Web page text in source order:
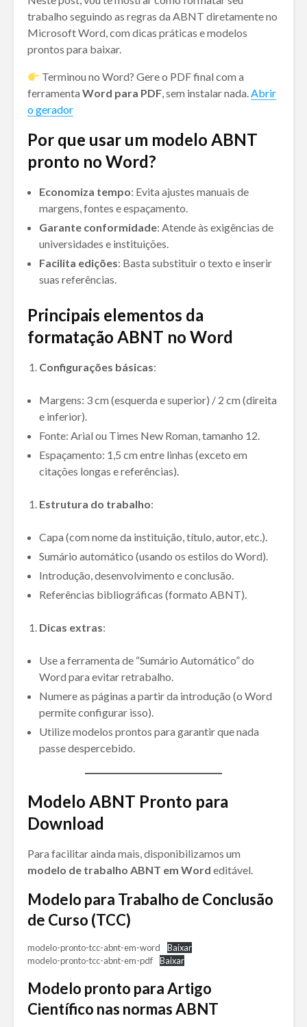
trabalho seguindo as regras da ABNT diretamente no
Microsoft Word, com dicas práticas e modelos
prontos para baixar.
Terminou no Word? Gere o PDF final com a
ferramenta Word para PDF, sem instalar nada.Abrir
o gerador
Por que usar um modelo ABNT
pronto no Word?
Economiza tempo: Evita ajustes manuais de
margens, fontes e espaçamento.
Garante conformidade: Atende às exigências de
universidades e instituições.
Facilita edições: Basta substituir o texto e inserir
suas referências.
Principais elementos da
formatação ABNT no Word
Configurações básicas:
Margens: 3 cm (esquerda e superior) / 2 cm (direita
e inferior).
Fonte: Arial ou Times New Roman, tamanho 12.
Espaçamento: 1,5 cm entre linhas (exceto em
citações longas e referências).
Estrutura do trabalho:
Capa (com nome da instituição, título, autor, etc.).
Sumário automático (usando os estilos do Word).
Introdução, desenvolvimento e conclusão.
Referências bibliográficas (formato ABNT).
Dicas extras:
Use a ferramenta de “Sumário Automático” do
Word para evitar retrabalho.
Numere as páginas a partir da introdução (o Word
permite configurar isso).
Utilize modelos prontos para garantir que nada
passe despercebido.
Modelo ABNT Pronto para
Download
Para facilitar ainda mais, disponibilizamos um
modelo de trabalho ABNT em Word editável.
Modelo para Trabalho de Conclusão
de Curso (TCC)
modelo-pronto-tcc-abnt-em-word
Baixar
modelo-pronto-tcc-abnt-em-pdf
Baixar
Modelo pronto para Artigo
Científico nas normas ABNT